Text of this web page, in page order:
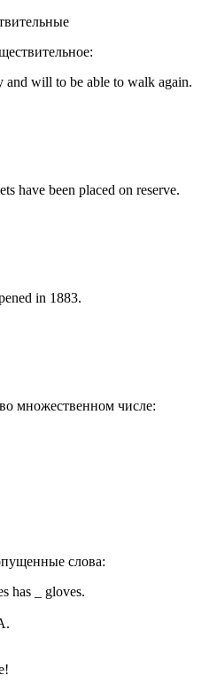
will to be able to walk again.
have been placed on reserve.
in 1883.
множественном числе:
слова:
has _ gloves.